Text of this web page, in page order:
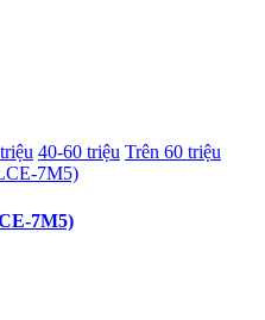
40-60 triệu Trên 60 triệu
7M5)